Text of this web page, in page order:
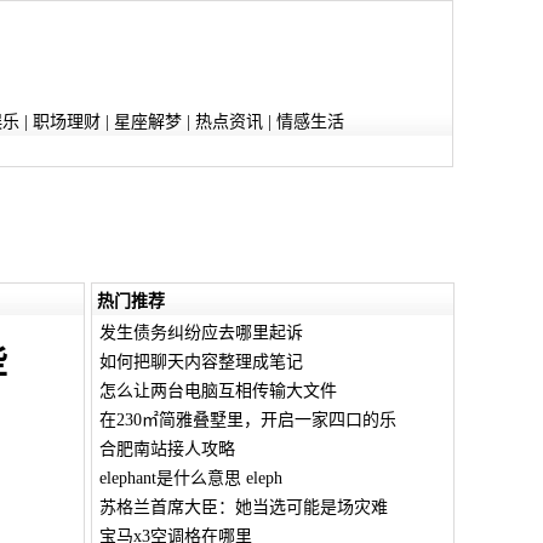
职场理财| 星座解梦| 热点资讯| 情感生活
热门推荐
发生债务纠纷应去哪里起诉
如何把聊天内容整理成笔记
怎么让两台电脑互相传输大文件
在230㎡简雅叠墅里，开启一家四口的乐
合肥南站接人攻略
elephant是什么意思 eleph
苏格兰首席大臣：她当选可能是场灾难
宝马x3空调格在哪里